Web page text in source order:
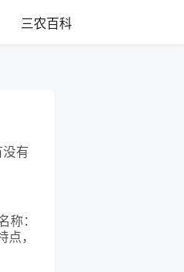
三农百科
有
：
，